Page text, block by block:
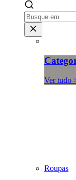
Ver tudo
Roupas